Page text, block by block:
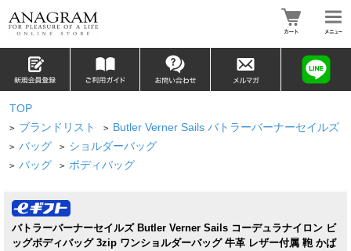
TOP
> ブランドリスト > Butler Verner Sails バトラーバーナーセイルズ
> バッグ > ショルダーバッグ
> バッグ > ボディバッグ
バトラーバーナーセイルズ Butler Verner Sails コーデュラナイロン ビ
ッグボディバッグ 3zip ワンショルダーバッグ 牛革 レザー付属 鞄 かば